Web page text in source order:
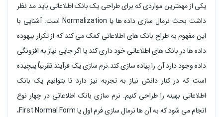
یکی از مهمترین مواردی که برای طراحی یک بانک اطلاعاتی باید مد نظر
داشت بحث نرمال سازی داده ها یا Normalization است. آشنایی با
این مفهوم به طراح بانک های اطلاعاتی کمک می کند که از تکرار بیهوده
داده ها در بانک های اطلاعاتی خود داری کند یا اگر جایی نیاز به افزونگی
داده وجود دارد آن را پیاده سازی کند.نرم سازی یک فرآیند تقریباً پیچیده
است که در کنار دانش نیاز به تجربه نیز دارد تا بتوانیم یک بانک
اطلاعاتی بهینه را طراحی کنیم. نرم سازی بانک اطلاعاتی در چهار نوع
انجام می شود که به آن ها نرمال سازی فرم اول یا First Normal Form،